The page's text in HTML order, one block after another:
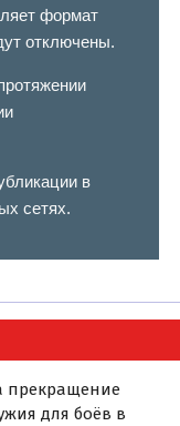
формат
отключены.
в
сетях.
прекращение
для боёв в